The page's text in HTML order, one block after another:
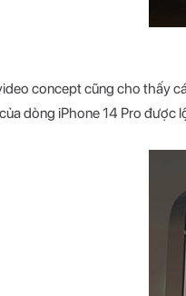
concept cũng cho thấy
dòng iPhone 14 Pro được